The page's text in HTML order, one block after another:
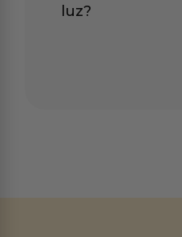
luz?